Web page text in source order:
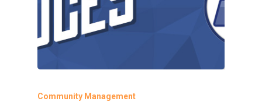
Community Management